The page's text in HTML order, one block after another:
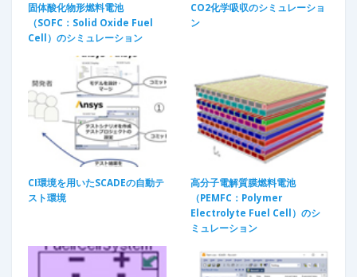
固体酸化物形燃料電池
（SOFC：Solid Oxide Fuel
Cell）のシミュレーション
CO2化学吸収のシミュレーショ
ン
CI環境を用いたSCADEの自動テ
スト環境
高分子電解質膜燃料電池
（PEMFC：Polymer
Electrolyte Fuel Cell）のシ
ミュレーション